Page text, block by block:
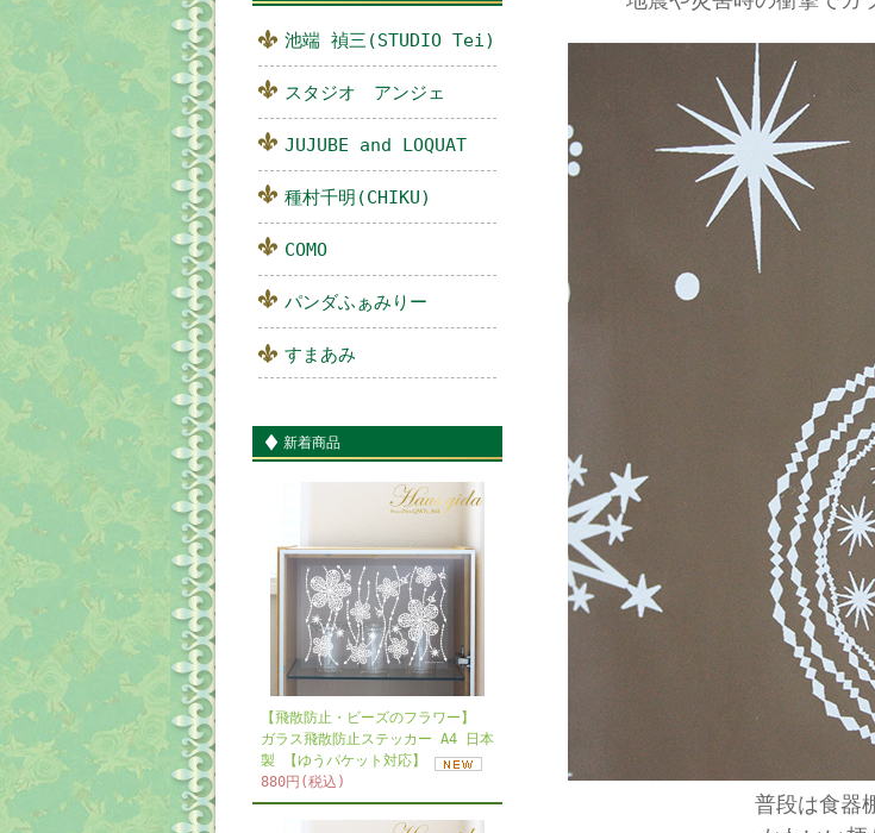
池端 禎三(STUDIO Tei)
スタジオ アンジェ
JUJUBE and LOQUAT
種村千明(CHIKU)
COMO
パンダふぁみりー
すまあみ
新着商品
【飛散防止・ビーズのフラワー】
ガラス飛散防止ステッカー A4 日本
製 【ゆうパケット対応】
880円(税込)
普段は食器